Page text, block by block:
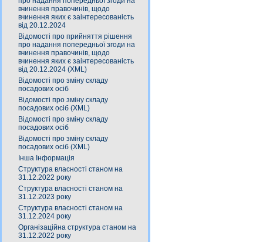
вчинення правочинів, щодо
вчинення яких є заінтересованість
від 20.12.2024
Відомості про прийняття рішення
про надання попередньої згоди на
вчинення правочинів, щодо
вчинення яких є заінтересованість
від 20.12.2024 (XML)
Відомості про зміну складу
посадових осіб
Відомості про зміну складу
посадових осіб (XML)
Відомості про зміну складу
посадових осіб
Відомості про зміну складу
посадових осіб (XML)
Інша Інформація
Структура власності станом на
31.12.2022 року
Структура власності станом на
31.12.2023 року
Структура власності станом на
31.12.2024 року
Організаційна структура станом на
31.12.2022 року